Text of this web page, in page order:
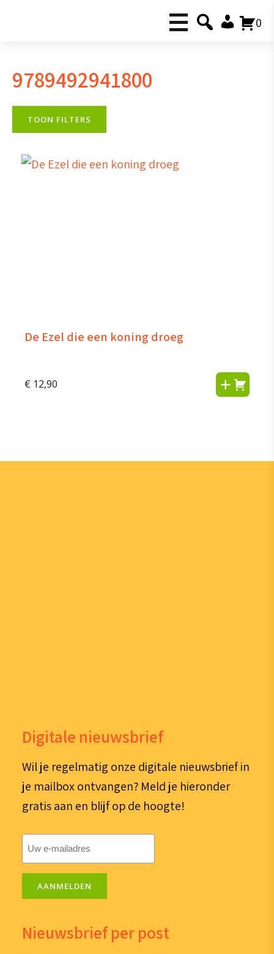
0
9789492941800
TOON FILTERS
De Ezel die een koning droeg
€ 12,90
Digitale nieuwsbrief
Wil je regelmatig onze digitale nieuwsbrief in
je mailbox ontvangen? Meld je hieronder
gratis aan en blijf op de hoogte!
AANMELDEN
Nieuwsbrief per post